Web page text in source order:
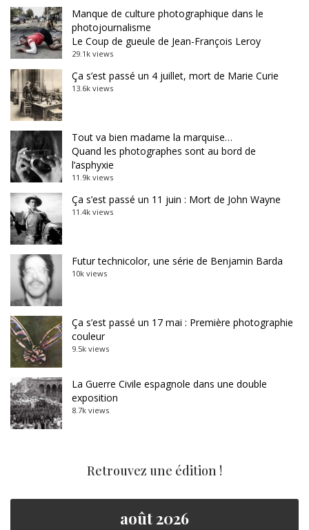
Manque de culture photographique dans le
photojournalisme
Le Coup de gueule de Jean-François Leroy
29.1k views
Ça s’est passé un 4 juillet, mort de Marie Curie
13.6k views
Tout va bien madame la marquise…
Quand les photographes sont au bord de
l’asphyxie
11.9k views
Ça s’est passé un 11 juin : Mort de John Wayne
11.4k views
Futur technicolor, une série de Benjamin Barda
10k views
Ça s’est passé un 17 mai : Première photographie
couleur
9.5k views
La Guerre Civile espagnole dans une double
exposition
8.7k views
Retrouvez une édition !
août 2026